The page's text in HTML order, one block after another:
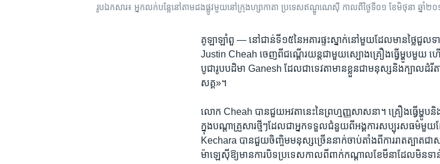
រូបឯកសារ៖ អ្នកលក់​បន្លែនៅតាមដងផ្លូវមួយនៅក្រុងហ្សាកាតា ប្រទេសឥណ្ឌូណេស៊ី កាលពីថ្ងៃទី០១ ខែមិថុនា ឆ្នាំ២
គូឡាឡាំពួ —នៅ​ជាន់​ទី​១៥នៃអគារផ្ទះ​ស្នាក់នៅមួយ​ដែលមាន​ថ្លៃជួល​
Justin Cheah ចេញ​ពីជណ្តើ​រ​យន្ត​ជា​មួយស្បោង​គ្រឿង​ធ្វើម្ហូបមួយ
បូជា​រូប​បដិមា Ganesh ដែល​ជា​ទេវតាមានខ្លួន​ជា​មនុស្ស​និងក្បាល​ដំរី​
សគ្គ»។
លោក Cheah បាន​ជួយអវតានេះ​នៃ​ព្រហ្មញ្ញ​សាសនា។​ គ្រឿង​ធ្វើម្ហូ
ក្នុង​បណ្តា​គ្រួសារថ្មីៗដែល​ជា​អ្នក​ទទួល​ជំនួយ​ពីអង្គការ​សប្បុរស​ធម​៌មួយ​ដ
Kechara បានជួយ​ចិញ្ចិម​មនុស្ស​ច្រើននាក់​ចាប់​តាំង​ពី​ការ​រាតត្បាត​
ម៉ាឡេស៊ីឱ្យ​មាន​ការ​បិទ​ប្រទេស​កាល​ពីពាក់កណ្តាល​ខែ​មីនាដែល​មិន